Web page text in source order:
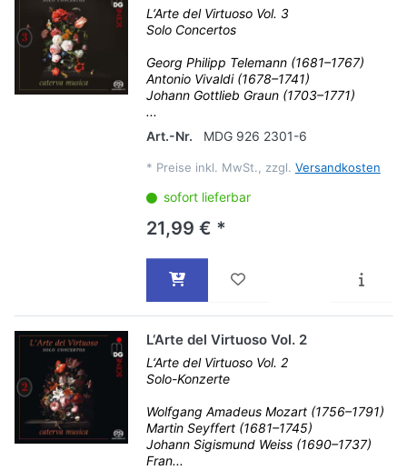
L‘Arte del Virtuoso Vol. 3
Solo Concertos
Georg Philipp Telemann (1681–1767)
Antonio Vivaldi (1678–1741)
Johann Gottlieb Graun (1703–1771)
...
Art.-Nr.
MDG 926 2301-6
* Preise inkl. MwSt., zzgl. Versandkosten
sofort lieferbar
21,99 € *
L‘Arte del Virtuoso Vol. 2
L‘Arte del Virtuoso Vol. 2
Solo-Konzerte
Wolfgang Amadeus Mozart (1756–1791)
Martin Seyffert (1681–1745)
Johann Sigismund Weiss (1690–1737)
Fran...